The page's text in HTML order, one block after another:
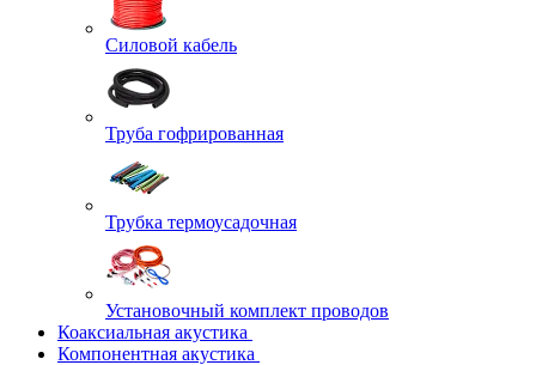
Силовой кабель
Труба гофрированная
Трубка термоусадочная
Установочный комплект проводов
Коаксиальная акустика
Компонентная акустика